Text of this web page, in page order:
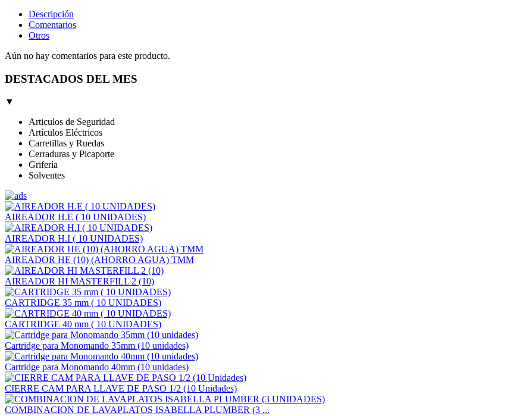
Descripción
Comentarios
Otros
Aún no hay comentarios para este producto.
DESTACADOS DEL MES
▼
Articulos de Seguridad
Artículos Eléctricos
Carretillas y Ruedas
Cerraduras y Picaporte
Grifería
Solventes
AIREADOR H.E ( 10 UNIDADES)
AIREADOR H.I ( 10 UNIDADES)
AIREADOR HE (10) (AHORRO AGUA) TMM
AIREADOR HI MASTERFILL 2 (10)
CARTRIDGE 35 mm ( 10 UNIDADES)
CARTRIDGE 40 mm ( 10 UNIDADES)
Cartridge para Monomando 35mm (10 unidades)
Cartridge para Monomando 40mm (10 unidades)
CIERRE CAM PARA LLAVE DE PASO 1/2 (10 Unidades)
COMBINACION DE LAVAPLATOS ISABELLA PLUMBER (3 ...